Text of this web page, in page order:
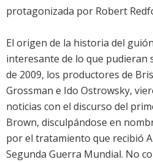
protagonizada por Robert
El origen de la historia del
interesante de lo que pudieran
de 2009, los productores de
Grossman e Ido Ostrowsky,
noticias con el discurso del
Brown, disculpándose en
por el tratamiento que recibió
Segunda Guerra Mundial. No